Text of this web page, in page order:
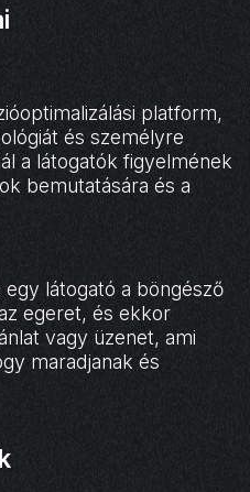
platform,
és személyre
a látogatók figyelmének
bemutatására és a
látogató a böngésző
egeret, és ekkor
vagy üzenet, ami
maradjanak és